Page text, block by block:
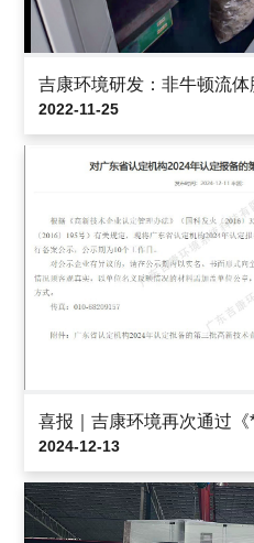
吉康环境研发：非牛顿流
2022-11-25
喜报｜吉康环境再次通过《
2024-12-13